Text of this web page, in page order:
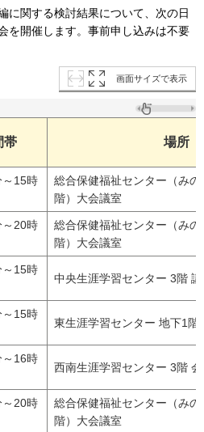
に関する検討結果について、次の日
を開催します。事前申し込みは不要
画面サイズで表示
帯 場所
～15時
総合保健福祉センター（み
階）大会議室
～20時
総合保健福祉センター（み
階）大会議室
～15時
中央生涯学習センター 3階
～15時
東生涯学習センター 地下1階
～16時
西南生涯学習センター 3階
～20時
総合保健福祉センター（み
階）大会議室